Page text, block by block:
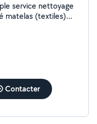
service nettoyage
matelas (textiles)
Contacter